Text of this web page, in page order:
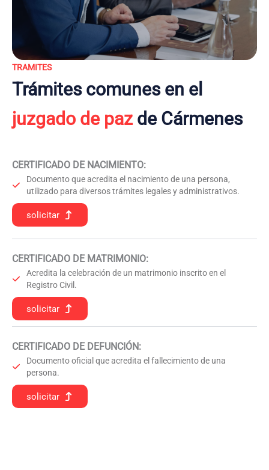
TRAMITES
Trámites comunes en el
juzgado de pazde Cármenes
CERTIFICADO DE NACIMIENTO:
Documento que acredita el nacimiento de una persona,
utilizado para diversos trámites legales y administrativos.
solicitar
CERTIFICADO DE MATRIMONIO:
Acredita la celebración de un matrimonio inscrito en el
Registro Civil.
solicitar
CERTIFICADO DE DEFUNCIÓN:
Documento oficial que acredita el fallecimiento de una
persona.
solicitar